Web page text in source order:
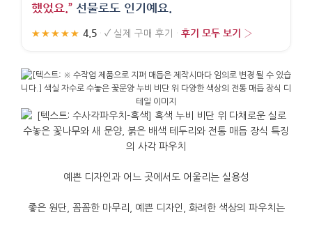
했었요.” 선물로도 인기예요.
★★★★★ 4.5 · ✓ 실제 구매 후기 · 후기 모두 보기 ›
예쁜 디자인과 어느 곳에서도 어울리는 실용성
좋은 원단 꼼꼼한 마무리 예쁜 디자인 화려한 색상의 파우치는